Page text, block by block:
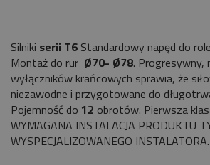
Silniki serii T6 Standardowy napęd do
Montaż do rur Ø70- Ø78. Progresywny,
wyłączników krańcowych sprawia, że
niezawodne i przygotowane do
Pojemność do 12 obrotów. Pierwsza
WYMAGANA INSTALACJA PRODUKTU
WYSPECJALIZOWANEGO INSTALATORA.